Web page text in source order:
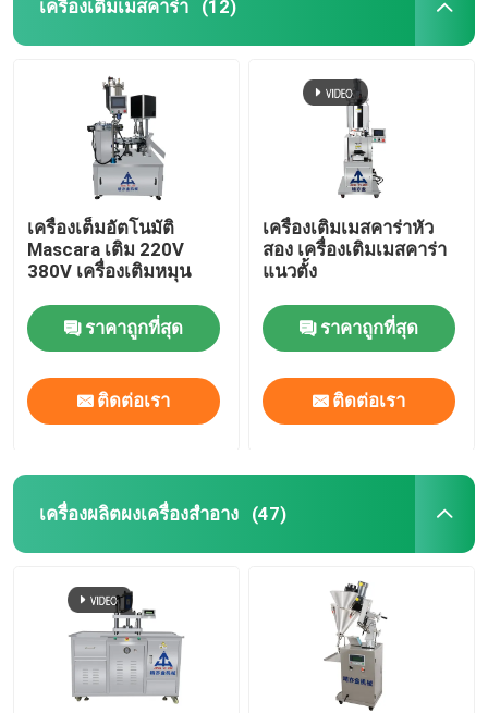
เครื่องเติมเมสคาร่า (12)
เครื่องเต็มอัตโนมัติ
Mascara เติม 220V
380V เครื่องเติมหมุน
ราคาถูกที่สุด
ติดต่อเรา
เครื่องเติมเมสคาร่าหัว
สอง เครื่องเติมเมสคาร่า
แนวตั้ง
ราคาถูกที่สุด
ติดต่อเรา
เครื่องผลิตผงเครื่องสําอาง (47)